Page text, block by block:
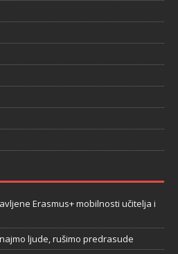
Erasmus+ mobilnosti učitelja i
ljude, rušimo predrasude